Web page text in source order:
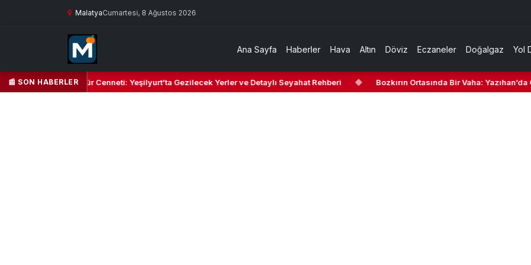
MalatyaCumartesi, 8 Ağustos 2026
Ana Sayfa Haberler Hava Altın Döviz Eczaneler Doğalgaz Yol
📰 SON HABERLER
Yeşil Kalbi ve Kültür Cenneti: Yeşilyurt’ta Gezilecek Yerler ve Detaylı Seyahat Rehberi ◆ Bozkırın Ortasında Bir Vaha: Yazıhan’da